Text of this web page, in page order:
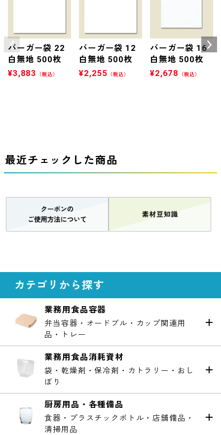
バーガー袋 22
白無地 500枚
¥3,883 （税込）
バーガー袋 12
白無地 500枚
¥2,255 （税込）
バーガー袋 16
白無地 500枚
¥2,678 （税込）
最近チェックした商品
カテゴリから探す
業務用食品容器
弁当容器・オードブル・カップ関連用
品・トレー
業務用食品消耗資材
袋・乾燥剤・保冷剤・カトラリー・おし
ぼり
厨房用品・各種備品
食器・プラスチックボトル・店舗備品・
清掃用品